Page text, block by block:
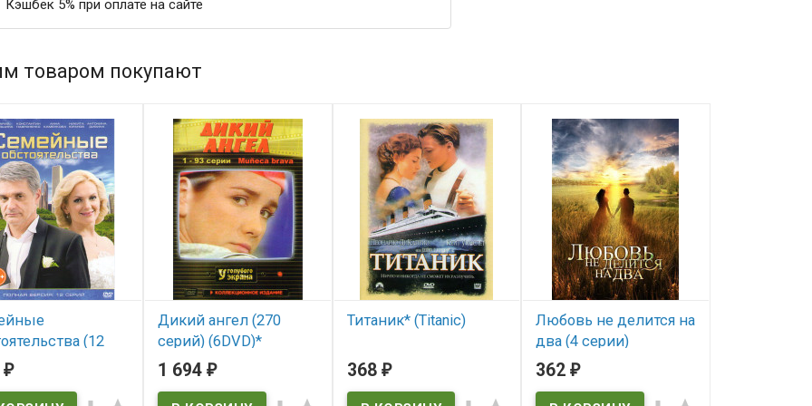
Кэшбек 5% при оплате на сайте
товаром покупают
(12
₽
Дикий ангел (270
серий) (6DVD)*
(Muneca Brava)
В наличии
1 694₽
Титаник* (Titanic)
368 ₽
Любовь не делится на
два (4 серии)
В наличии
362₽